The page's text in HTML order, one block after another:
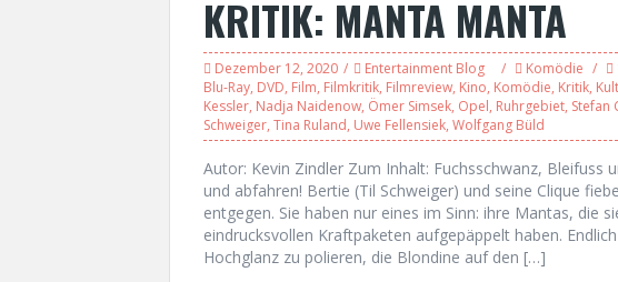
KRITIK: MANTA MANTA
Dezember 12, 2020 Entertainment Blog Komödie
Blu-Ray, DVD, Film, Filmkritik, Filmreview, Kino, Komödie, Kritik, Kult
Kessler, Nadja Naidenow, Ömer Simsek, Opel, Ruhrgebiet, Stefan
Schweiger, Tina Ruland, Uwe Fellensiek, Wolfgang Büld
Autor: Kevin Zindler Zum Inhalt: Fuchsschwanz, Bleifuss
und abfahren! Bertie (Til Schweiger) und seine Clique
entgegen. Sie haben nur eines im Sinn: ihre Mantas, die
eindrucksvollen Kraftpaketen aufgepäppelt haben.
Hochglanz zu polieren, die Blondine auf den […]